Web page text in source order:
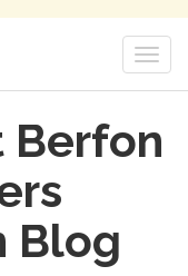
Berfon
Blog